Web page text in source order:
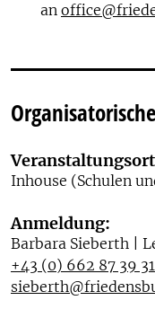
an
Inhouse (Schulen
Anmeldung:
Barbara Sieberth |
+43 (0) 662 87 39 31